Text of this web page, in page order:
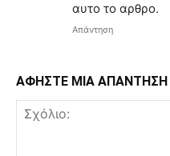
αυτο το αρθρο.
Απάντηση
ΑΦΗΣΤΕ ΜΙΑ ΑΠΑΝΤΗΣΗ